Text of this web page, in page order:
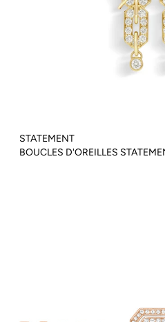
STATEMENT
BOUCLES D'OREILLES STATEMENT MY WAY DIAMANTS ET OR